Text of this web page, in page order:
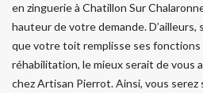
en zinguerie à Chatillon Sur
hauteur de votre demande. D’ailleurs,
que votre toit remplisse ses fonctions
réhabilitation, le mieux serait de vous
chez Artisan Pierrot. Ainsi, vous serez